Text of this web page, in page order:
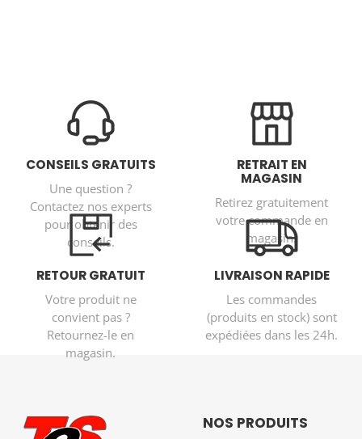
CONSEILS GRATUITS
Une question ?
Contactez nos experts
pour obtenir des
conseils.
RETRAIT EN
MAGASIN
Retirez gratuitement
votre commande en
magasin.
RETOUR GRATUIT
Votre produit ne
convient pas ?
Retournez-le en
magasin.
LIVRAISON RAPIDE
Les commandes
(produits en stock) sont
expédiées dans les 24h.
NOS PRODUITS